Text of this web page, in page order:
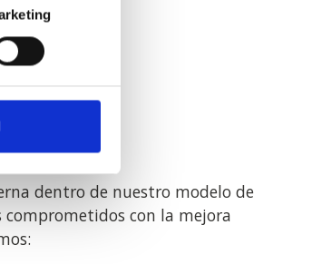
dentro de nuestro modelo de
comprometidos con la mejora